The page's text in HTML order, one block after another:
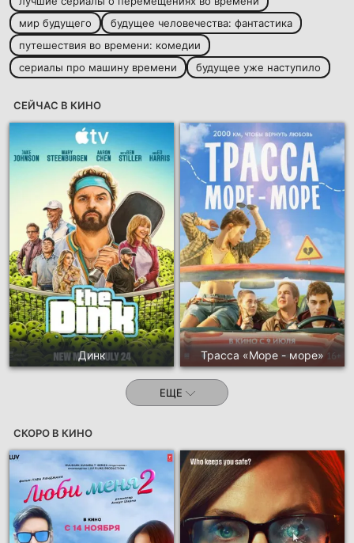
мир будущего
будущее человечества: фантастика
путешествия во времени: комедии
сериалы про машину времени
будущее уже наступило
СЕЙЧАС В КИНО
Динк Трасса «Море - море»
ЕЩЕ
СКОРО В КИНО